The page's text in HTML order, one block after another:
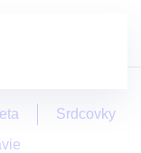
Srdcovky